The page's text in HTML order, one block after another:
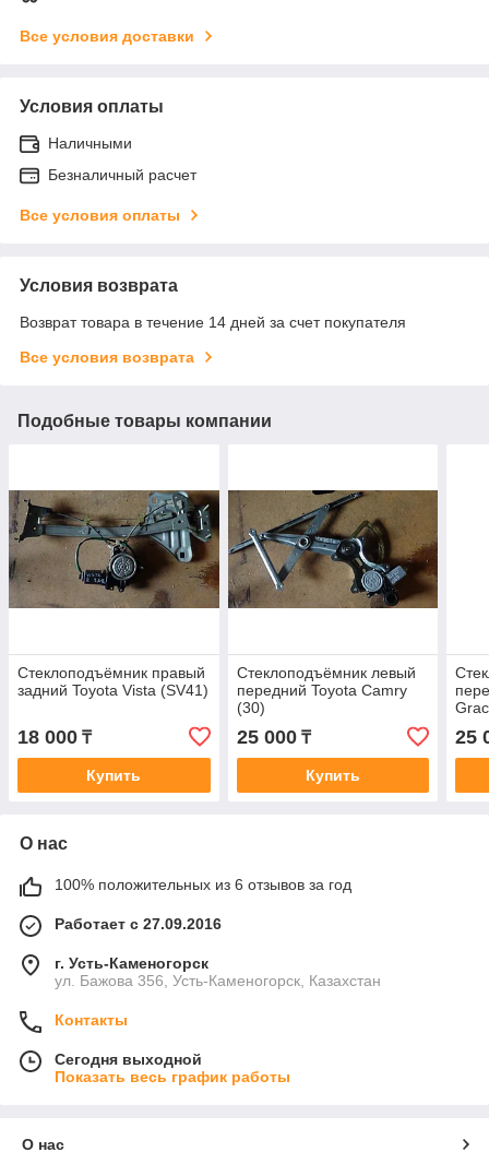
Все условия доставки
Условия оплаты
Наличными
Безналичный расчет
Все условия оплаты
Условия возврата
Возврат товара в течение 14 дней за счет покупателя
Все условия возврата
Подобные товары компании
Стеклоподъёмник правый
задний Toyota Vista (SV41)
18 000 ₸
Купить
Стеклоподъёмник левый
передний Toyota Camry
(30)
25 000₸
Купить
25
О нас
100% положительных из 6 отзывов за год
Работает с 27.09.2016
г. Усть-Каменогорск
ул. Бажова 356, Усть-Каменогорск, Казахстан
Контакты
Сегодня выходной
Показать весь график работы
О нас